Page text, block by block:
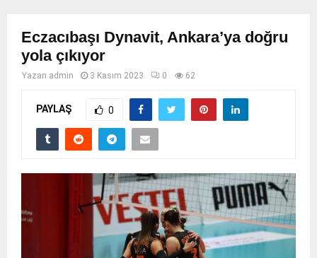
Eczacıbaşı Dynavit, Ankara’ya doğru
yola çıkıyor
Yazan admin 3 Kasım 2023 0 62
PAYLAŞ 0